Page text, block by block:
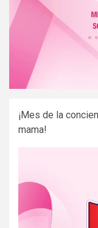
¡Mes de la
mama!